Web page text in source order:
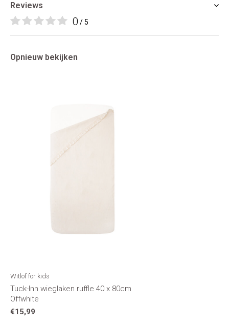
Reviews
0 / 5
Opnieuw bekijken
Witlof for kids
Tuck-Inn wieglaken ruffle 40 x 80cm
Offwhite
€15,99